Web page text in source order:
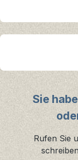
Sie
Rufen Sie